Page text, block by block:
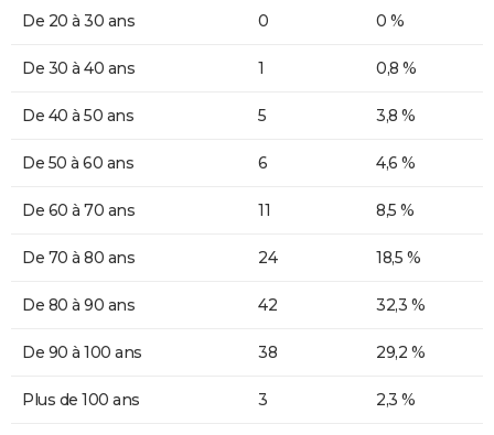
De 20 à 30 ans 0 0 %
De 30 à 40 ans 1 0,8 %
De 40 à 50 ans 5 3,8 %
De 50 à 60 ans 6 4,6 %
De 60 à 70 ans 11 8,5 %
De 70 à 80 ans 24 18,5 %
De 80 à 90 ans 42 32,3 %
De 90 à 100 ans 38 29,2 %
Plus de 100 ans 3 2,3 %